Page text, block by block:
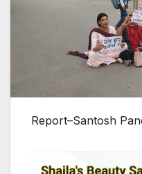
Report–Santosh